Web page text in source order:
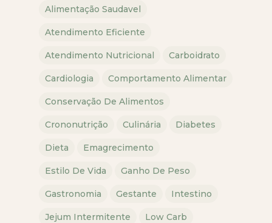
Alimentação Saudavel
Atendimento Eficiente
Atendimento Nutricional Carboidrato
Cardiologia Comportamento Alimentar
Conservação De Alimentos
Crononutrição Culinária Diabetes
Dieta Emagrecimento
Estilo De Vida Ganho De Peso
Gastronomia Gestante Intestino
Jejum Intermitente Low Carb